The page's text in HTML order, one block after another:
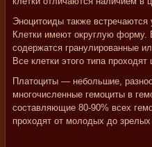
Эноцитоиды также встречаются
Клетки имеют округлую форму.
содержатся гранулированные
Все клетки этого типа
Платоциты — небольшие,
многочисленные гемоциты в
составляющие 80-90% всех
проходят от молодых до